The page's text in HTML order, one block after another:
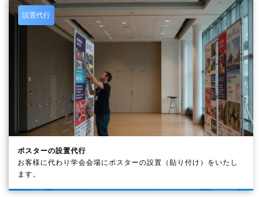
設置代行
ポスターの設置代行
お客様に代わり学会会場にポスターの設置（貼り付け）をいたし
ます。